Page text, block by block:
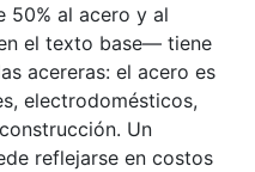
50% al acero y al
el texto base— tiene
acereras: el acero es
electrodomésticos,
Un
reflejarse en costos